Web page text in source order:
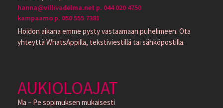
hanna@villivadelma.net p. 044 020 4750
kampaamo p. 050 555 7381
Hoidon aikana emme pysty vastaamaan puhelimeen. Ota
yhteyttä WhatsAppilla, tekstiviestillä tai sähköpostilla.
AUKIOLOAJAT
Ma – Pe sopimuksen mukaisesti